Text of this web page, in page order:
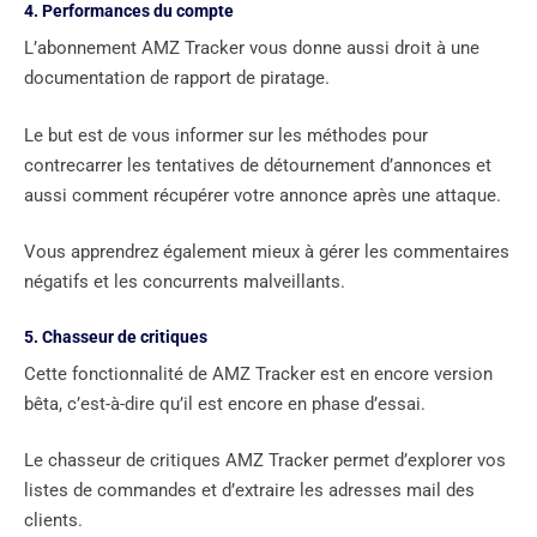
4. Performances du compte
L’abonnement AMZ Tracker vous donne aussi droit à une
documentation de rapport de piratage.
Le but est de vous informer sur les méthodes pour
contrecarrer les tentatives de détournement d’annonces et
aussi comment récupérer votre annonce après une attaque.
Vous apprendrez également mieux à gérer les commentaires
négatifs et les concurrents malveillants.
5. Chasseur de critiques
Cette fonctionnalité de AMZ Tracker est en encore version
bêta, c’est-à-dire qu’il est encore en phase d’essai.
Le chasseur de critiques AMZ Tracker permet d’explorer vos
listes de commandes et d’extraire les adresses mail des
clients.